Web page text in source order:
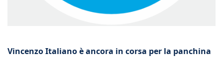
Vincenzo Italiano è ancora in corsa per la panchina